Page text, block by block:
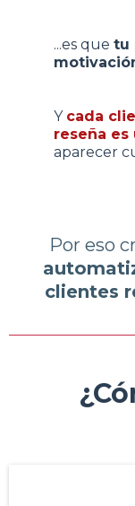
...es que tu
Y cada
reseña
aparecer
Por eso
clientes